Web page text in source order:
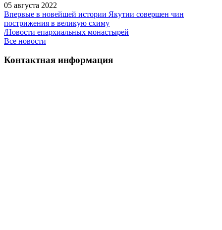
05 августа 2022
Впервые в новейшей истории Якутии совершен чин
пострижения в великую схиму
/Новости епархиальных монастырей
Все новости
Контактная информация